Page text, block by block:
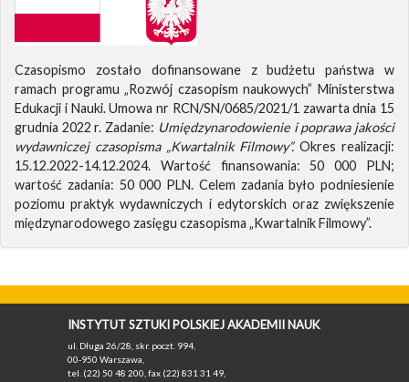
Czasopismo zostało dofinansowane z budżetu państwa w
ramach programu „Rozwój czasopism naukowych” Ministerstwa
Edukacji i Nauki. Umowa nr RCN/SN/0685/2021/1 zawarta dnia 15
grudnia 2022 r. Zadanie: Umiędzynarodowienie i poprawa jakości
wydawniczej czasopisma „Kwartalnik Filmowy”.Okres realizacji:
15.12.2022-14.12.2024. Wartość finansowania: 50 000 PLN;
wartość zadania: 50 000 PLN. Celem zadania było podniesienie
poziomu praktyk wydawniczych i edytorskich oraz zwiększenie
międzynarodowego zasięgu czasopisma „Kwartalnik Filmowy”.
INSTYTUT SZTUKI POLSKIEJ AKADEMII NAUK
ul. Długa 26/28, skr. poczt. 994,
00-950 Warszawa,
tel. (22) 50 48 200, fax (22) 831 31 49,